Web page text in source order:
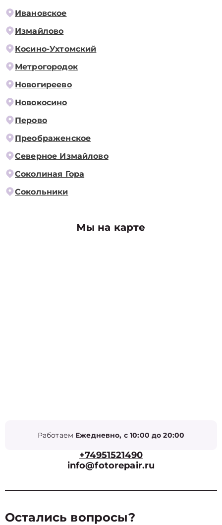
Ивановское
Измайлово
Косино-Ухтомский
Метрогородок
Новогиреево
Новокосино
Перово
Преображенское
Северное Измайлово
Соколиная Гора
Сокольники
Мы на карте
Работаем Ежедневно, с 10:00 до 20:00
+74951521490
info@fotorepair.ru
Остались вопросы?